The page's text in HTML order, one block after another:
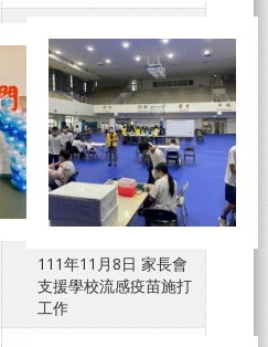
111年11月8日 家長會
支援學校流感疫苗施打
工作